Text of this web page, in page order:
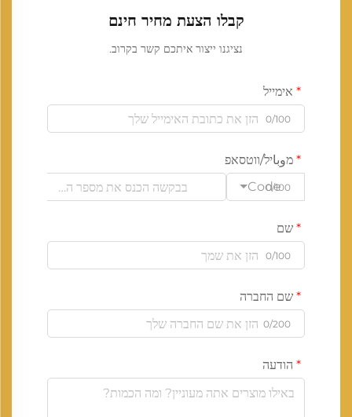
קבלו הצעת מחיר חינם
נציגנו ייצור איתכם קשר בקרוב.
אימייל
0/100
מوباיל/ווטסאפ
Code
0/100
שם
0/100
שם החברה
0/200
הודעה